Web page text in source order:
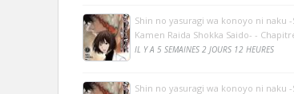
Shin no yasuragi wa konoyo ni naku -
Kamen Raida Shokka Saido- -
IL Y A 5 SEMAINES 2 JOURS 12 HEURES
Shin no yasuragi wa konoyo ni naku -